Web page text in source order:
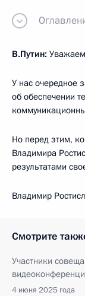
В.Путин:
У нас очередное
об обеспечении
Но перед этим,
Владимира
результатами
Владимир
Смотрите
Участники
4 июня 2025 года